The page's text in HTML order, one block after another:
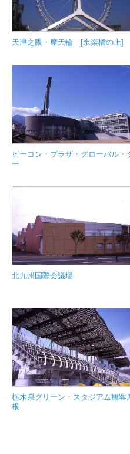
天津之眼・摩天輪 [永楽橋の上]
ビーコン・プラザ・グローバル・
ー
北九州国際会議場
栃木県グリーン・スタジアム観客
根